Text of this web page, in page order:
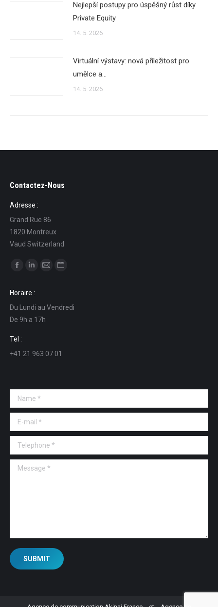
Nejlepší postupy pro úspěšný růst díky
Private Equity
14. 5. 2026
Virtuální výstavy: nová příležitost pro
umělce a…
14. 5. 2026
Contactez-Nous
Adresse :
Grand Rue 86
1820 Montreux
Vaud Switzerland
Find us on:
opens
in
new
window
opens
in
new
in
in
Horaire :
Du Lundi au Vendredi
De 9h a 17h
Tel :
+41 21 963 07 01
Name *
E-mail *
Telephone *
Message *
SUBMIT